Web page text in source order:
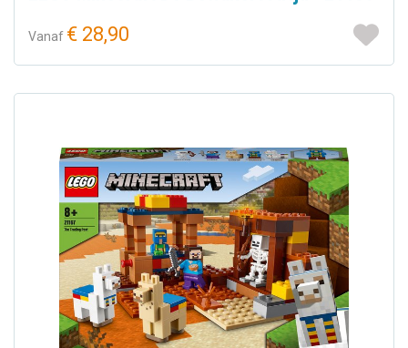
Vanaf € 28,90